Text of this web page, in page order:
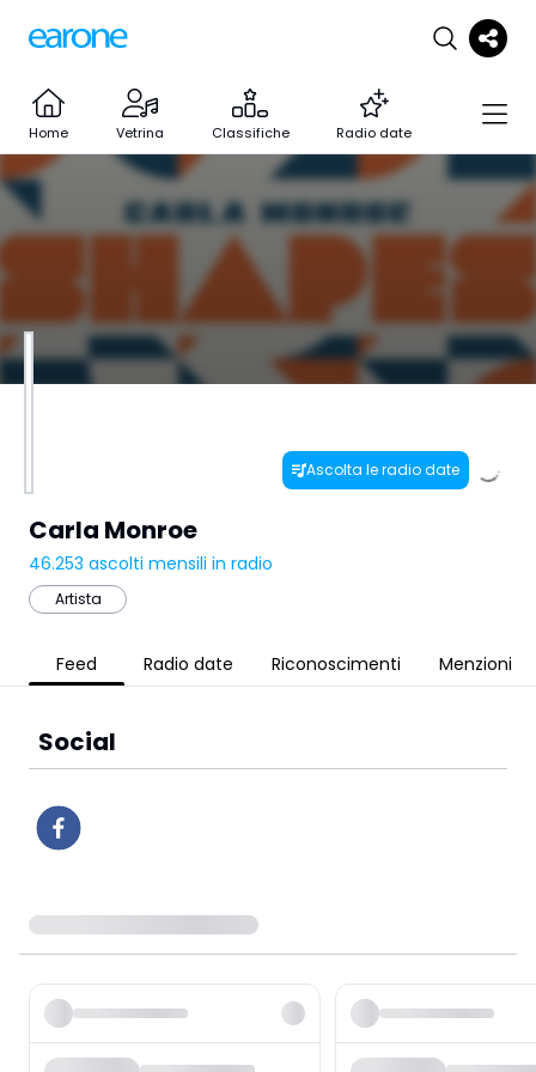
Home Vetrina Classifiche Radio date
Ascolta le radio date
Carla Monroe
46.253 ascolti mensili in radio
Artista
Feed Radio date Riconoscimenti Menzioni
Social